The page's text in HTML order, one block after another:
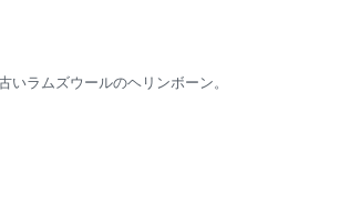
いラムズウールのヘリンボーン。